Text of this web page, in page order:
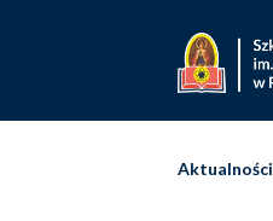
Aktualności